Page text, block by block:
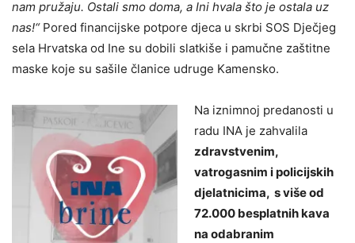
nam pružaju. Ostali smo doma, a Ini hvala što je ostala uz
nas!“Pored financijske potpore djeca u skrbi SOS Dječjeg
sela Hrvatska od Ine su dobili slatkiše i pamučne zaštitne
maske koje su sašile članice udruge Kamensko.
Na iznimnoj predanosti u
radu INA je zahvalila
zdravstvenim,
vatrogasnim i policijskih
djelatnicima, s više od
72.000 besplatnih kava
na odabranim